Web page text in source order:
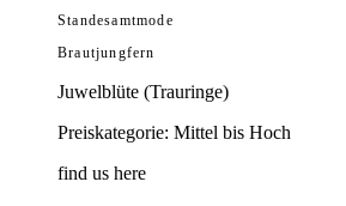
Standesamtmode
Brautjungfern
Juwelblüte (Trauringe)
Preiskategorie: Mittel bis Hoch
find us here